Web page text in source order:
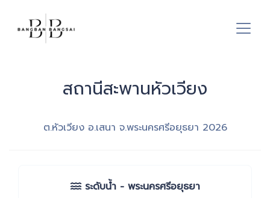
สถานีสะพานหัวเวียง
ต.หัวเวียง อ.เสนา จ.พระนครศรีอยุธยา 2026
ระดับน้ำ - พระนครศรีอยุธยา